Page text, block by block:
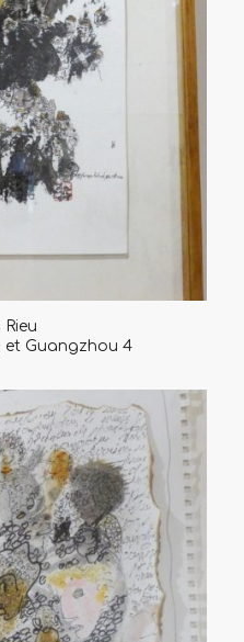
Rieu
et Guangzhou 4